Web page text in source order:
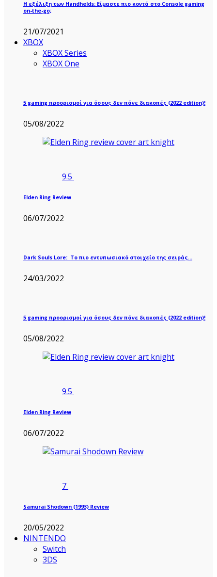
Η εξέλιξη των Handhelds: Είμαστε πιο κοντά στο Console gaming
on-the-go;
21/07/2021
XBOX
XBOX Series
XBOX One
5 gaming προορισμοί για όσους δεν πάνε διακοπές (2022 edition)!
05/08/2022
9.5
Elden Ring Review
06/07/2022
Dark Souls Lore: Το πιο εντυπωσιακό στοιχείο της σειράς…
24/03/2022
5 gaming προορισμοί για όσους δεν πάνε διακοπές (2022 edition)!
05/08/2022
9.5
Elden Ring Review
06/07/2022
7
Samurai Shodown (1993) Review
20/05/2022
NINTENDO
Switch
3DS